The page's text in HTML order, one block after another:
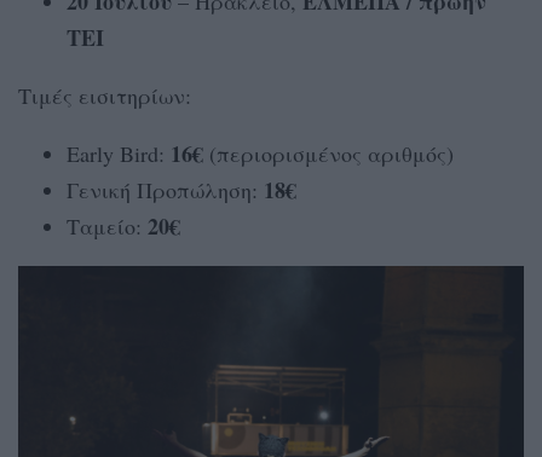
ΤΕΙ
Τιμές εισιτηρίων:
Early Bird: 16€ (περιορισμένος αριθμός)
Γενική Προπώληση: 18€
Ταμείο: 20€